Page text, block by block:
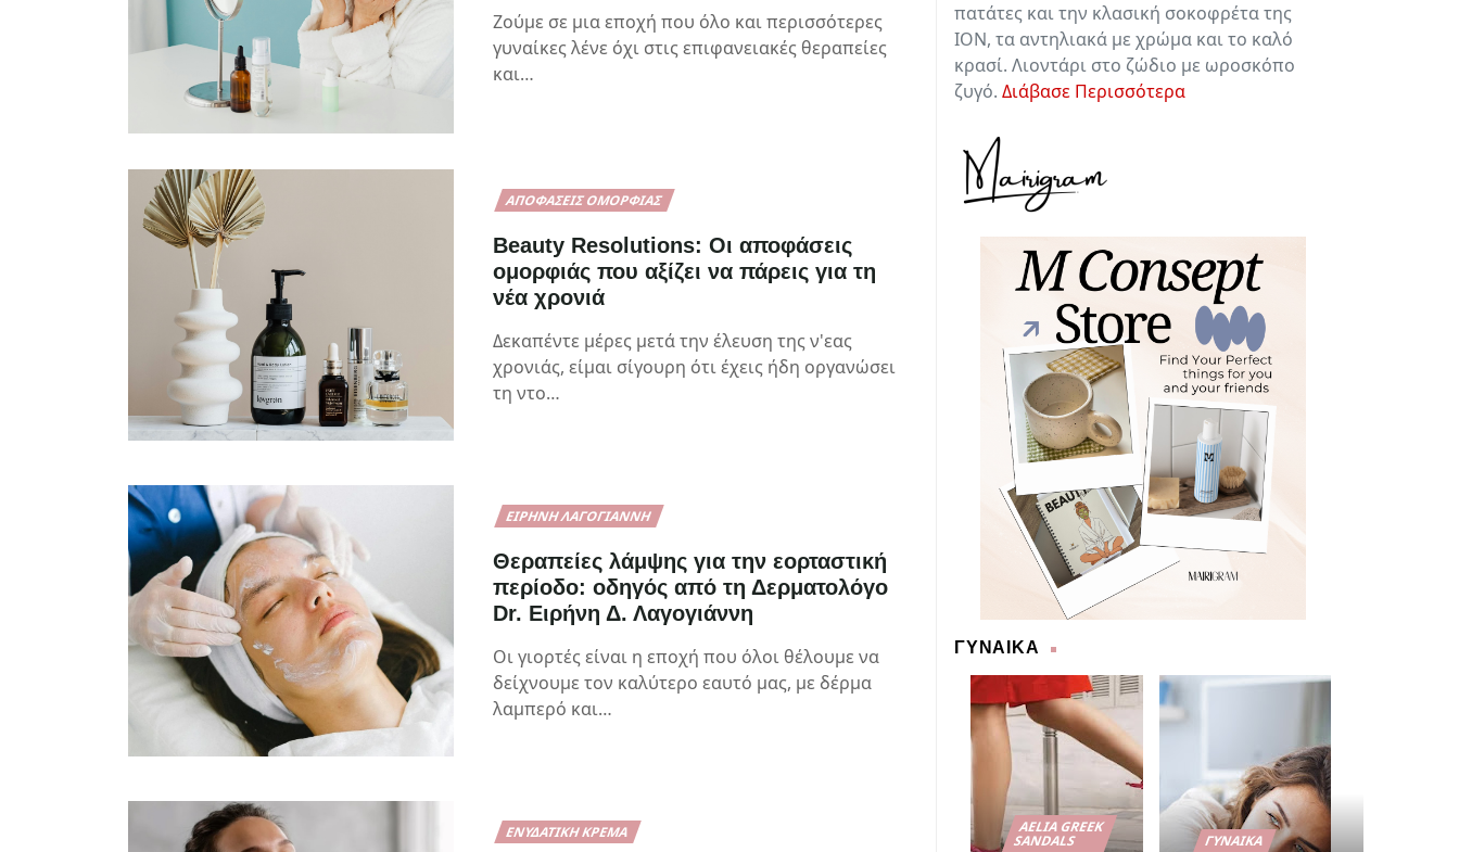
Ζούμε σε μια εποχή που όλο και περισσότερες
γυναίκες λένε όχι στις επιφανειακές θεραπείες
και…
ΑΠΟΦΆΣΕΙΣ ΟΜΟΡΦΙΆΣ
Beauty Resolutions: Οι αποφάσεις
ομορφιάς που αξίζει να πάρεις για τη
νέα χρονιά
Δεκαπέντε μέρες μετά την έλευση της ν'εας
χρονιάς, είμαι σίγουρη ότι έχεις ήδη οργανώσει
τη ντο…
ΕΙΡΉΝΗ ΛΑΓΟΓΙΆΝΝΗ
Θεραπείες λάμψης για την εορταστική
περίοδο: οδηγός από τη Δερματολόγο
Dr. Eιρήνη Δ. Λαγογιάννη
Οι γιορτές είναι η εποχή που όλοι θέλουμε να
δείχνουμε τον καλύτερο εαυτό μας, με δέρμα
λαμπερό και…
ΕΝΥΔΑΤΙΚΉ ΚΡΈΜΑ
πατάτες και την κλασική σοκοφρέτα της
ΙΟΝ, τα αντηλιακά με χρώμα και το καλό
κρασί. Λιοντάρι στο ζώδιο με ωροσκόπο
ζυγό. Διάβασε Περισσότερα
ΓΥΝΑΙΚΑ
AELIA GREEK
SANDALS ΓΥΝΑΊΚΑ